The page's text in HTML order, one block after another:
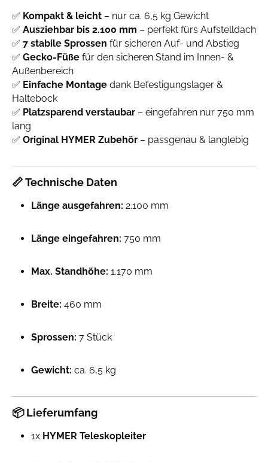
✅ Kompakt & leicht – nur ca. 6,5 kg Gewicht
✅ Ausziehbar bis 2.100 mm – perfekt fürs Aufstelldach
✅ 7 stabile Sprossen für sicheren Auf- und Abstieg
✅ Gecko-Füße für den sicheren Stand im Innen- &
Außenbereich
✅ Einfache Montage dank Befestigungslager &
Haltebock
✅ Platzsparend verstaubar – eingefahren nur 750 mm
lang
✅ Original HYMER Zubehör – passgenau & langlebig
📏Technische Daten
Länge ausgefahren: 2.100 mm
Länge eingefahren: 750 mm
Max. Standhöhe: 1.170 mm
Breite: 460 mm
Sprossen: 7 Stück
Gewicht: ca. 6,5 kg
📦Lieferumfang
1x HYMER Teleskopleiter